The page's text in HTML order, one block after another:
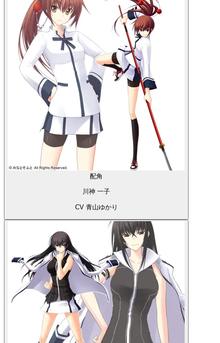
配角
川神 一子
CV 青山ゆかり